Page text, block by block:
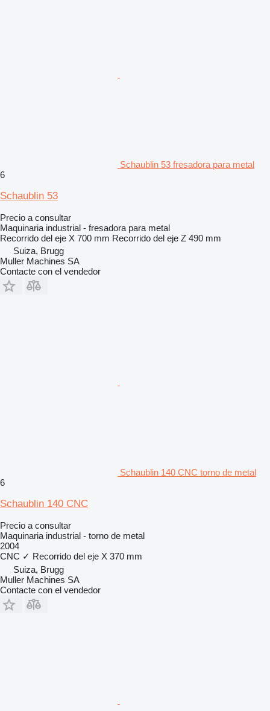
Schaublin 53 fresadora para metal
6
Schaublin 53
Precio a consultar
Maquinaria industrial - fresadora para metal
Recorrido del eje X 700 mm Recorrido del eje Z 490 mm
Suiza, Brugg
Muller Machines SA
Contacte con el vendedor
Schaublin 140 CNC torno de metal
6
Schaublin 140 CNC
Precio a consultar
Maquinaria industrial - torno de metal
2004
CNC ✓ Recorrido del eje X 370 mm
Suiza, Brugg
Muller Machines SA
Contacte con el vendedor